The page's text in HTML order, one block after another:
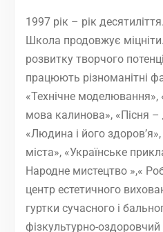
1997 рік – рік десятиліття.
Школа продовжує
розвитку творчого
працюють різноманітні
«Технічне моделювання»,
мова калинова», «Пісня
«Людина і його
міста», «Українське
Народне мистецтво »,«
центр естетичного
гуртки сучасного і
фізкультурно-оздоровчий